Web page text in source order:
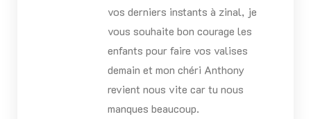
vos derniers instants à zinal, je
vous souhaite bon courage les
enfants pour faire vos valises
demain et mon chéri Anthony
revient nous vite car tu nous
manques beaucoup.